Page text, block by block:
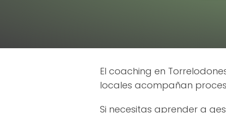
El coaching en
locales acompañan
Si necesitas aprender a